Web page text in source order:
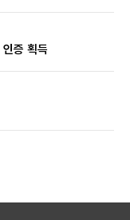
증 획득